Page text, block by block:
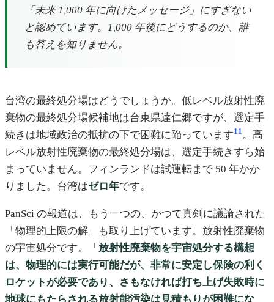
「未来 1,000 年に向けたメッセージ」にすぎない
と認めています。1,000 年後にどうするのか、誰
も答えを知りません。
台湾の最終処分場はどうでしょうか。低レベル放射性廃
棄物の最終処分場候補地は台東県達仁郷ですが、選定手
続きは地域政治の抵抗の下で困難に陥っています11 。高
レベル放射性廃棄物の最終処分場は、選定手続きすら始
まっていません。フィンランドは試運転まで 50 年かか
りました。台湾はゼロ年です。
PanSci の報道は、もう一つの、かつて真剣に議論された
「物理的上限の解」も取り上げています。放射性廃棄物
の宇宙処分です。「 放射性廃棄物を宇宙処分する構想
は、物理的には実行可能だが、非常に安定し保険の利く
ロケットが必要であり、さもなければ打ち上げ失敗時に
地球にもたらされる放射能汚染は見積もりが困難にな